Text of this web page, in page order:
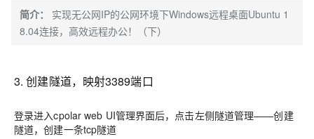
简介：
实现无公网IP的公网环境下Windows远程桌面Ubuntu 1
8.04连接，高效远程办公！（下）
3. 创建隧道，映射3389端口
登录进入cpolar web UI管理界面后，点击左侧隧道管理——创建
隧道，创建一条tcp隧道